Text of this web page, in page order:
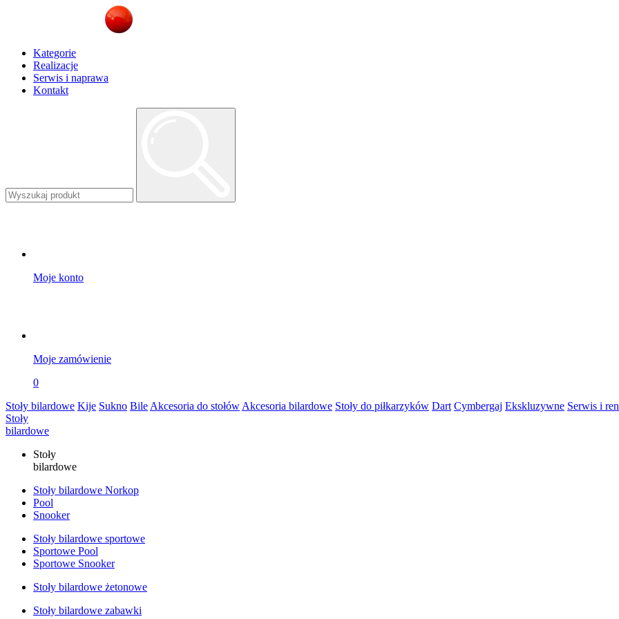
Kategorie
Realizacje
Serwis i naprawa
Kontakt
Moje konto
Moje zamówienie
0
Stoły bilardowe Kije Sukno Bile Akcesoria do stołów Akcesoria bilardowe Stoły do piłkarzyków Dart Cymbergaj Ekskluzywne Serwis i
Stoły
bilardowe
Stoły
bilardowe
Stoły bilardowe Norkop
Pool
Snooker
Stoły bilardowe sportowe
Sportowe Pool
Sportowe Snooker
Stoły bilardowe żetonowe
Stoły bilardowe zabawki